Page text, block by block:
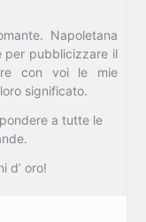
Napoletana
per pubblicizzare il
con voi le mie
significato.
a tutte le
d’ oro!